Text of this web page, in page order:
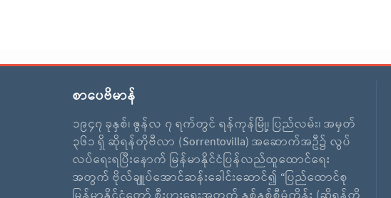
စာပေဗိမာန်
၁၉၄၇ ခုနှစ်၊ ဇွန်လ ၇ ရက်တွင် ရန်ကုန်မြို့၊ ပြည်လမ်း၊ အမှတ်
၃၆၁ ရှိ ဆိုရန်တိုဗီလာ (Sorrentovilla) အဆောက်အဦ၌ လွပ်
လပ်ရေးရပြီးနောက် မြန်မာနိုင်ငံပြန်လည်ထူထောင်ရေး
အတွက် ဗိုလ်ချူပ်အောင်ဆန်းခေါင်းဆောင်၍ “ပြည်ထောင်စု